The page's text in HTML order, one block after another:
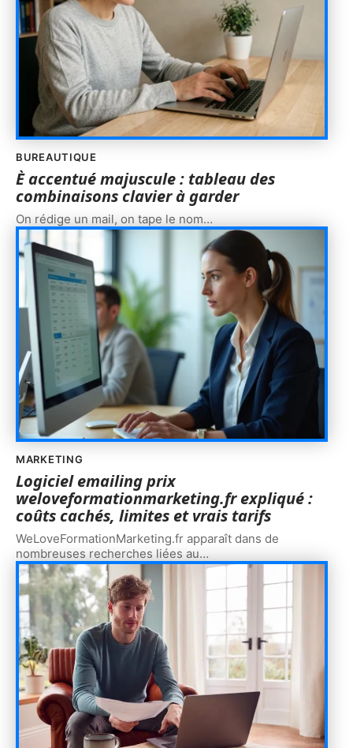
BUREAUTIQUE
È accentué majuscule : tableau des
combinaisons clavier à garder
On rédige un mail, on tape le nom…
MARKETING
Logiciel emailing prix
weloveformationmarketing.fr expliqué :
coûts cachés, limites et vrais tarifs
WeLoveFormationMarketing.fr apparaît dans de
nombreuses recherches liées au…